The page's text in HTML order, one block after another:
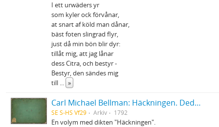
I ett urwäders yr
som kyler ock förvånar,
at snart af köld man dånar,
bäst foten slingrad flyr,
just då min bön blir dyr:
tillåt mig, att jag lånar
dess Citra, och bestyr -
Bestyr, den sändes mig
till ... »
Carl Michael Bellman: Häckningen. Dedicerad till fru Gustava Palmstedt och Herr Intendenten Fischerström den 31 Martii 1792
SE S-HS Vf29 Arkiv 1792
En volym med dikten "Häckningen".